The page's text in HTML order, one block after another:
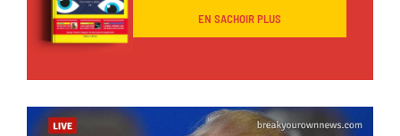
EN SACHOIR PLUS